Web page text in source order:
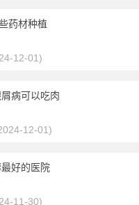
药材种植
12-01)
病可以吃肉
12-01)
好的医院
11-30)